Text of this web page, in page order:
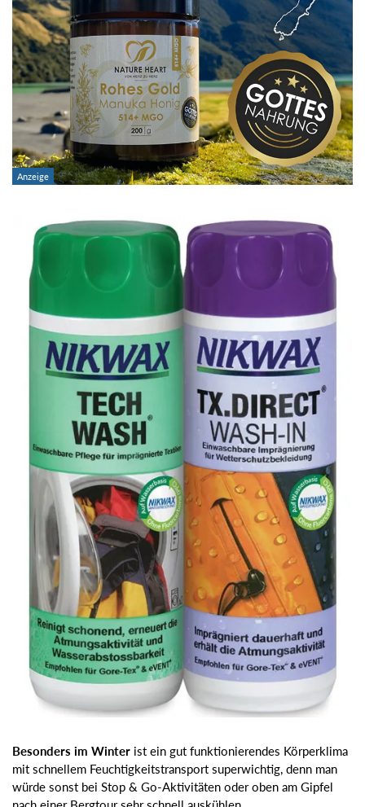
Besonders im Winter ist ein gut funktionierendes Körperklima
mit schnellem Feuchtigkeitstransport superwichtig, denn man
würde sonst bei Stop & Go-Aktivitäten oder oben am Gipfel